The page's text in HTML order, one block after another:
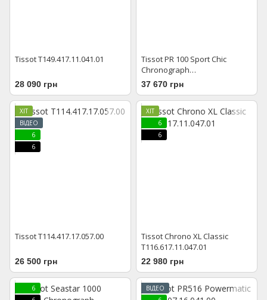
Tissot T149.417.11.041.01
28 090 грн
Tissot PR 100 Sport Chic
Chronograph
T101.917.22.116.00
37 670 грн
ХІТ
ВІДЕО
6
6
Tissot T114.417.17.057.00
26 500 грн
ХІТ
6
6
Tissot Chrono XL Classic
T116.617.11.047.01
22 980 грн
6
ВІДЕО